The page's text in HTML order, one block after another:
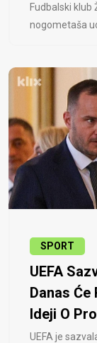
Fudbalski
nogometaša
SPORT
UEFA
Danas
Ideji O
UEFA je